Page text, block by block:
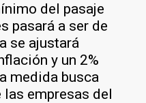
del pasaje
pasará a ser de
se ajustará
y un 2%
medida busca
empresas del